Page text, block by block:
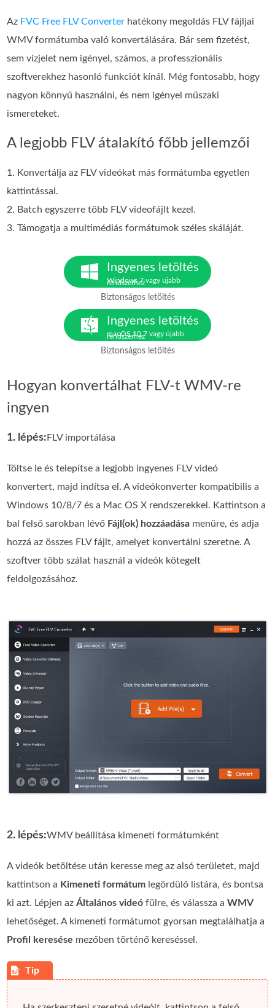
Az FVC Free FLV Converter hatékony megoldás FLV fájljai
WMV formátumba való konvertálására. Bár sem fizetést,
sem vízjelet nem igényel, számos, a professzionális
szoftverekhez hasonló funkciót kínál. Még fontosabb, hogy
nagyon könnyű használni, és nem igényel műszaki
ismereteket.
A legjobb FLV átalakító főbb jellemzői
1. Konvertálja az FLV videókat más formátumba egyetlen
kattintással.
2. Batch egyszerre több FLV videofájlt kezel.
3. Támogatja a multimédiás formátumok széles skáláját.
Ingyenes letöltés
Windows 7 vagy újabb
rendszerhez
Biztonságos letöltés
Ingyenes letöltés
macOS 10.7 vagy újabb
rendszerhez
Biztonságos letöltés
Hogyan konvertálhat FLV-t WMV-re
ingyen
1. lépés: FLV importálása
Töltse le és telepítse a legjobb ingyenes FLV videó
konvertert, majd indítsa el. A videókonverter kompatibilis a
Windows 10/8/7 és a Mac OS X rendszerekkel. Kattintson a
bal felső sarokban lévő Fájl(ok) hozzáadása menüre, és adja
hozzá az összes FLV fájlt, amelyet konvertálni szeretne. A
szoftver több szálat használ a videók kötegelt
feldolgozásához.
2. lépés:WMV beállítása kimeneti formátumként
A videók betöltése után keresse meg az alsó területet, majd
kattintson a Kimeneti formátum legördülő listára, és bontsa
ki azt. Lépjen azÁltalános videó fülre, és válassza aWMV
lehetőséget. A kimeneti formátumot gyorsan megtalálhatja a
Profil keresése mezőben történő kereséssel.